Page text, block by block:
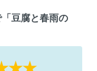
豆腐と春雨の